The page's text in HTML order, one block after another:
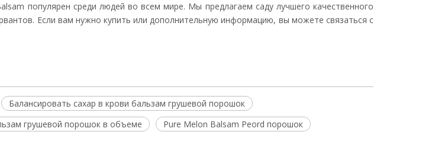
популярен среди людей во всем мире. Мы предлагаем саду лучшего качественного
Если вам нужно купить или дополнительную информацию, вы можете связаться с
Балансировать сахар в крови бальзам грушевой порошок
грушевой порошок в объеме
Pure Melon Balsam Peord порошок